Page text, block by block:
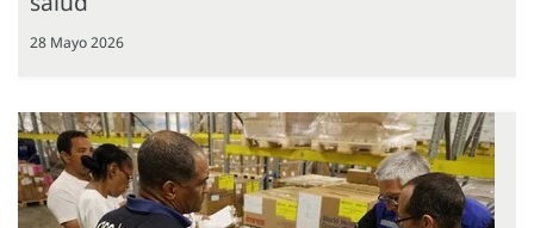
28 Mayo 2026